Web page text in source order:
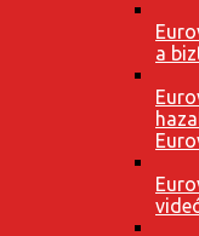
a